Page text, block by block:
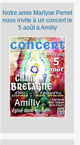
Notre amie Marlyse Perret
nous invite à un concert le
5 août à Amilly